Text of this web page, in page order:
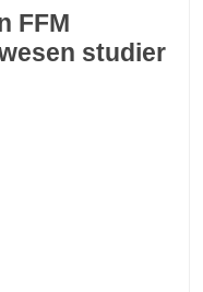
FFM
studier